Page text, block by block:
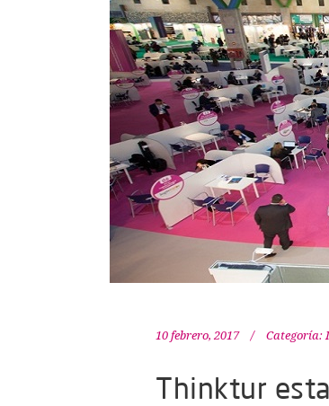
10 febrero, 2017 Categoría:
Thinktur